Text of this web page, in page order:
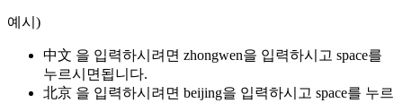
예시)
中文 을 입력하시려면 zhongwen을 입력하시고 space를
누르시면됩니다.
北京 을 입력하시려면 beijing을 입력하시고 space를 누르